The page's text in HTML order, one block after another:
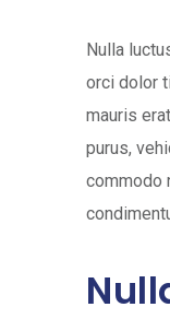
Nulla
orci dolor
mauris
purus,
commodo